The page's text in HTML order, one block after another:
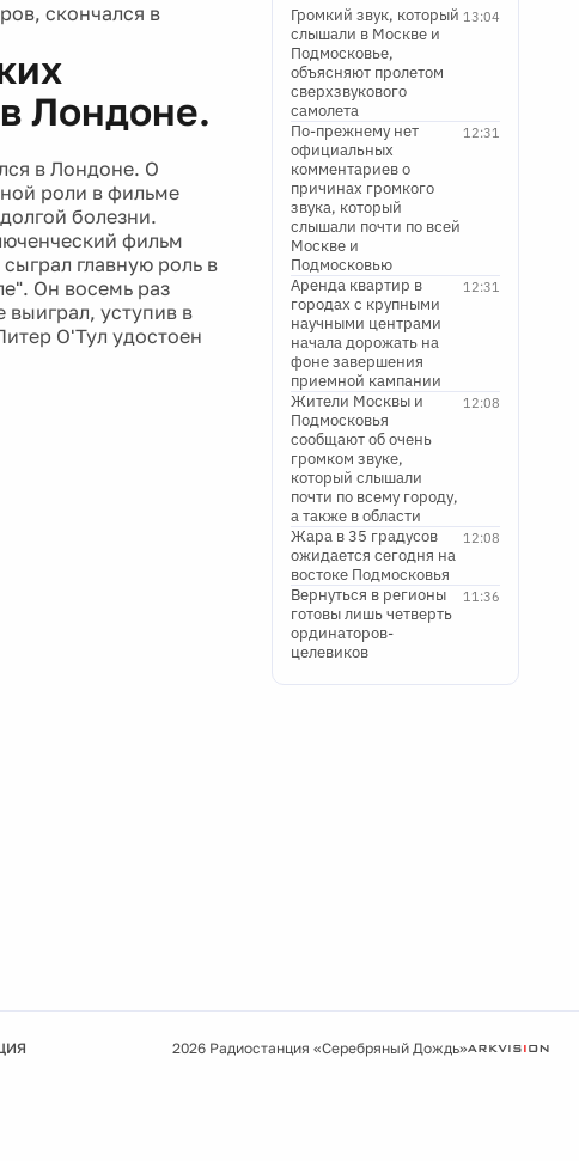
скончался в
Лондоне.
в Лондоне. О
роли в фильме
болезни.
фильм
главную роль в
Он восемь раз
выиграл, уступив в
О'Тул удостоен
13:04
Громкий звук, который
слышали в Москве и
Подмосковье,
объясняют пролетом
сверхзвукового
самолета
12:31
По-прежнему нет
официальных
комментариев о
причинах громкого
звука, который
слышали почти по всей
Москве и
Подмосковью
12:31
Аренда квартир в
городах с крупными
научными центрами
начала дорожать на
фоне завершения
приемной кампании
12:08
Жители Москвы и
Подмосковья
сообщают об очень
громком звуке,
который слышали
почти по всему городу,
а также в области
12:08
Жара в 35 градусов
ожидается сегодня на
востоке Подмосковья
11:36
Вернуться в регионы
готовы лишь четверть
ординаторов-
целевиков
2026 Радиостанция «Серебряный Дождь»